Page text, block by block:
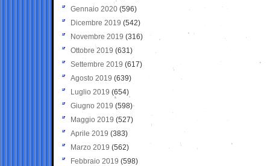
Gennaio 2020 (596)
Dicembre 2019 (542)
Novembre 2019 (316)
Ottobre 2019 (631)
Settembre 2019 (617)
Agosto 2019 (639)
Luglio 2019 (654)
Giugno 2019 (598)
Maggio 2019 (527)
Aprile 2019 (383)
Marzo 2019 (562)
Febbraio 2019 (598)